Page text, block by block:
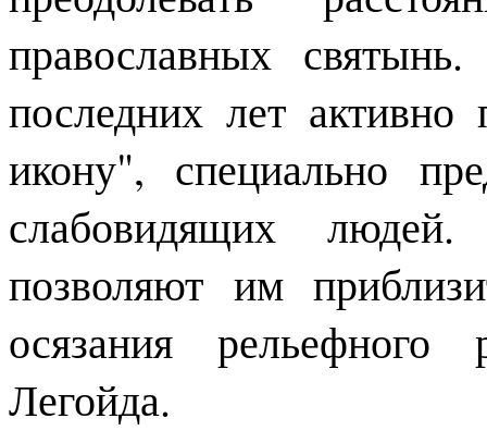
православных
последних лет активно
икону", специально
слабовидящих
позволяют им
осязания
Легойда.